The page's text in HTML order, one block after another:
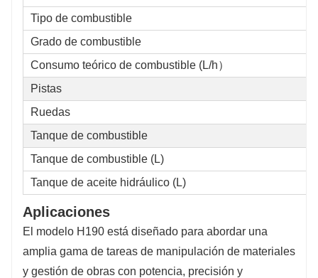
Tipo de combustible
Grado de combustible
Consumo teórico de combustible (L/h）
Pistas
Ruedas
Tanque de combustible
Tanque de combustible (L)
Tanque de aceite hidráulico (L)
Aplicaciones
El modelo H190 está diseñado para abordar una
amplia gama de tareas de manipulación de materiales
y gestión de obras con potencia, precisión y